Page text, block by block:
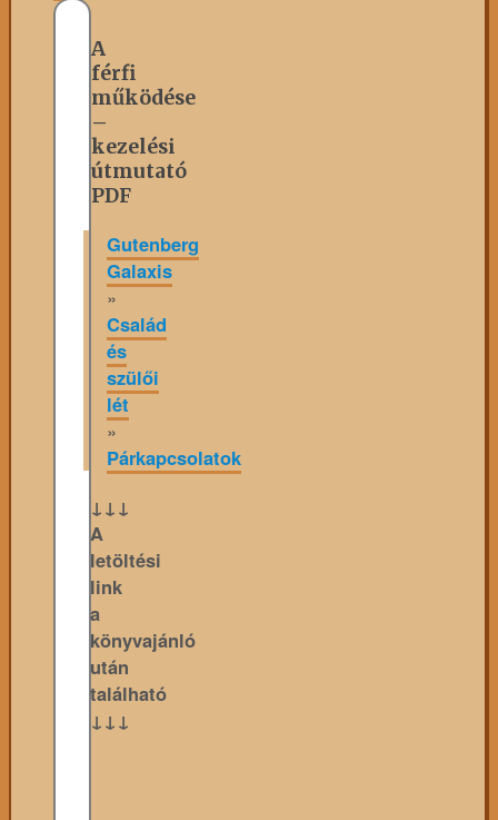
A
férfi
működése
–
kezelési
útmutató
PDF
Gutenberg
Galaxis
»
Család
és
szülői
lét
»
Párkapcsolatok
↓↓↓
A
letöltési
link
a
könyvajánló
után
található
↓↓↓